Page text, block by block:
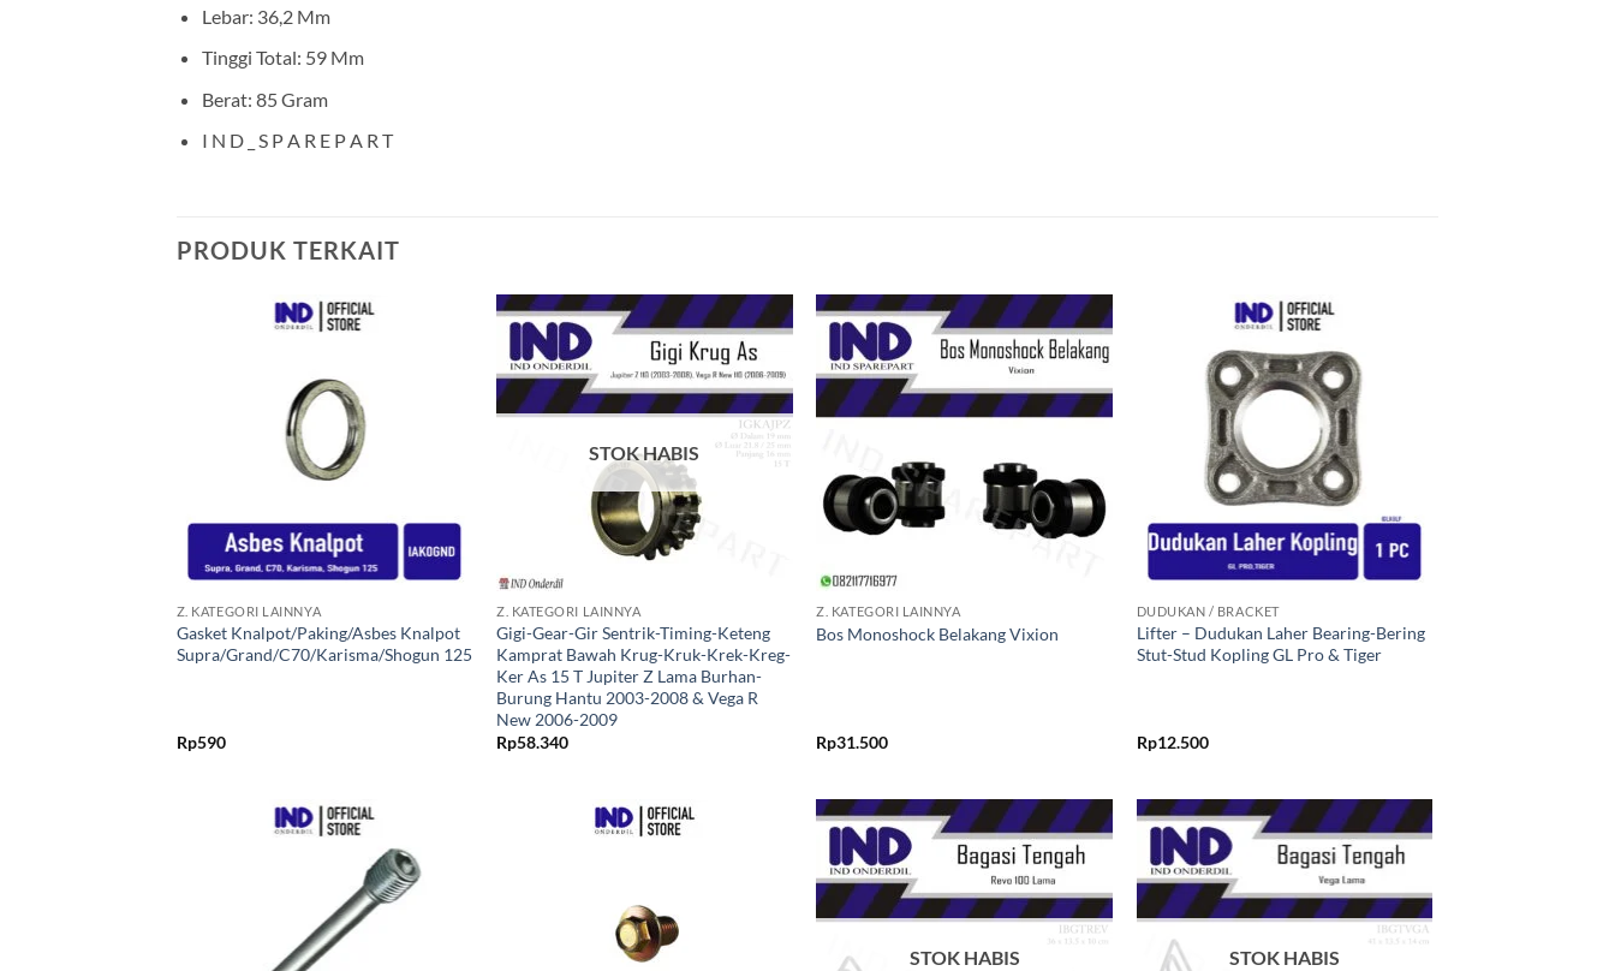
Lebar: 36,2 Mm
Tinggi Total: 59 Mm
Berat: 85 Gram
I N D _ S P A R E P A R T
PRODUK TERKAIT
+
Z. KATEGORI LAINNYA
Gasket Knalpot/Paking/Asbes Knalpot
Supra/Grand/C70/Karisma/Shogun 125
Rp590
Tambahkan
ke Wishlist
STOK HABIS
Z. KATEGORI LAINNYA
Gigi-Gear-Gir Sentrik-Timing-Keteng
Kamprat Bawah Krug-Kruk-Krek-Kreg-
Ker As 15 T Jupiter Z Lama Burhan-
Burung Hantu 2003-2008 & Vega R
New 2006-2009
Rp58.340
Tambahkan
ke Wishlist
Z. KATEGORI LAINNYA
Bos Monoshock Belakang Vixion
Rp31.500
Tambahkan
ke Wishlist
DUDUKAN / BRACKET
Lifter – Dudukan Laher Bearing-Bering
Stut-Stud Kopling GL Pro & Tiger
Rp12.500
Tambahkan
ke Wishlist
Tambahkan
ke Wishlist
STOK HABIS
Tambahkan
ke Wishlist
STOK HABIS